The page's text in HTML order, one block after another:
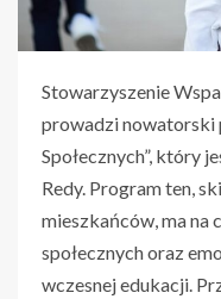
Stowarzyszenie
prowadzi nowatorski
Społecznych”, który
Redy. Program ten,
mieszkańców, ma na
społecznych oraz
wczesnej edukacji.